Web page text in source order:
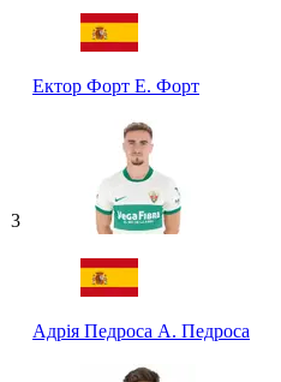
Ектор Форт Е. Форт
3
Адрія Педроса А. Педроса